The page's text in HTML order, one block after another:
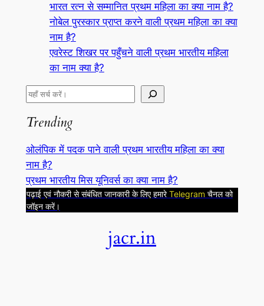
भारत रत्न से सम्मानित प्रथम महिला का क्या नाम है?
नोबेल पुरस्कार प्राप्त करने वाली प्रथम महिला का क्या
नाम है?
एवरेस्ट शिखर पर पहुँचने वाली प्रथम भारतीय महिला
का नाम क्या है?
S
a
c
h
Trending
ओलंपिक में पदक पाने वाली प्रथम भारतीय महिला का क्या
नाम है?
प्रथम भारतीय मिस यूनिवर्स का क्या नाम है?
पढ़ाई एवं नौकरी से संबंधित जानकारी के लिए हमारे Telegram चैनल को
जॉइन करें।
jacr.in